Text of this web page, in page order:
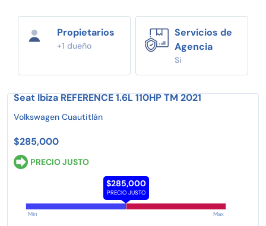
Propietarios
+1 dueño
Servicios de
Agencia
Si
Seat Ibiza REFERENCE 1.6L 110HP TM 2021
Volkswagen Cuautitlán
$285,000
PRECIO JUSTO
$285,000
PRECIO JUSTO
Min Max